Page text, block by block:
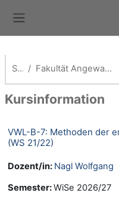
Startseite Fakultät Angewandte Wirtschaftswissenschaften (School of Management)
Kursinformation
VWL-B-7: Methoden der
(WS 21/22)
Dozent/in: Nagl Wolfgang
Semester:WiSe 2026/27